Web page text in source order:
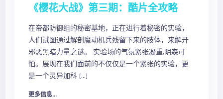
《樱花大战》第三期：酷片全攻略
在帝都防御组的秘密基地，正在进行着秘密的实验，
人们试图通过解剖魔动机兵残留下来的肢体，来解开
邪恶黑暗力量之谜。 实验场的气氛紧张凝重,阴森可
怕。展现在我们面前的不仅仅是一个紧张的实验，更
是一个灵异加科 […]
更多信息...